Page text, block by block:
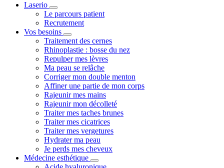
Laserio
Le parcours patient
Recrutement
Vos besoins
Traitement des cernes
Rhinoplastie : bosse du nez
Repulper mes lèvres
Ma peau se relâche
Corriger mon double menton
Affiner une partie de mon corps
Rajeunir mes mains
Rajeunir mon décolleté
Traiter mes taches brunes
Traiter mes cicatrices
Traiter mes vergetures
Hydrater ma peau
Je perds mes cheveux
Médecine esthétique